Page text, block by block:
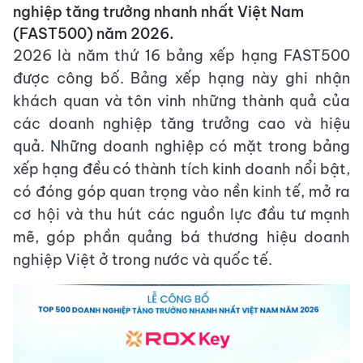
nghiệp tăng trưởng nhanh nhất Việt Nam
(FAST500) năm 2026.
2026 là năm thứ 16 bảng xếp hạng FAST500
được công bố. Bảng xếp hạng này ghi nhận
khách quan và tôn vinh những thành quả của
các doanh nghiệp tăng trưởng cao và hiệu
quả. Những doanh nghiệp có mặt trong bảng
xếp hạng đều có thành tích kinh doanh nổi bật,
có đóng góp quan trọng vào nền kinh tế, mở ra
cơ hội và thu hút các nguồn lực đầu tư mạnh
mẽ, góp phần quảng bá thương hiệu doanh
nghiệp Việt ở trong nước và quốc tế.